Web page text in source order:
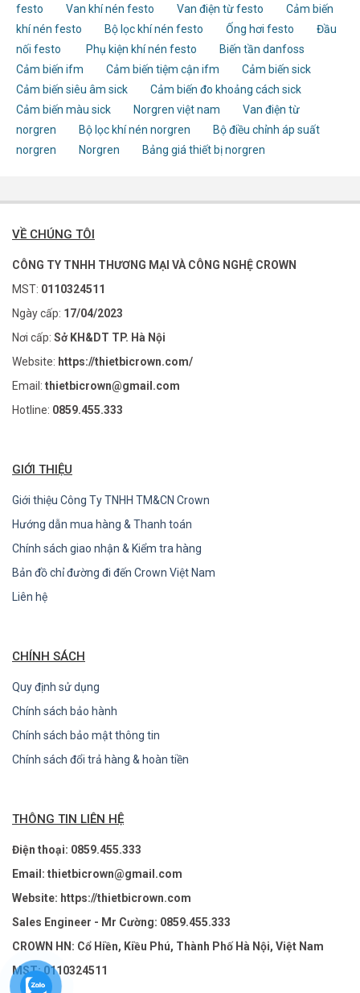
festo
Van khí nén festo Van điện từ festo
Cảm biến
khí nén festo
Bộ lọc khí nén festo Ống hơi festo
Đầu
nối festo
Phụ kiện khí nén festo
Biến tần danfoss
Cảm biến ifm
Cảm biến tiệm cận ifm
Cảm biến sick
Cảm biến siêu âm sick
Cảm biến đo khoảng cách sick
Cảm biến màu sick
Norgren việt nam
Van điện từ
norgren
Bộ lọc khí nén norgren
Bộ điều chỉnh áp suất
norgren
Norgren Bảng giá thiết bị norgren
VỀ CHÚNG TÔI
CÔNG TY TNHH THƯƠNG MẠI VÀ CÔNG NGHỆ CROWN
MST: 0110324511
Ngày cấp: 17/04/2023
Nơi cấp: Sở KH&DT TP. Hà Nội
Website: https://thietbicrown.com/
Email: thietbicrown@gmail.com
Hotline: 0859.455.333
GIỚI THIỆU
Giới thiệu Công Ty TNHH TM&CN Crown
Hướng dẫn mua hàng & Thanh toán
Chính sách giao nhận & Kiểm tra hàng
Bản đồ chỉ đường đi đến Crown Việt Nam
Liên hệ
CHÍNH SÁCH
Quy định sử dụng
Chính sách bảo hành
Chính sách bảo mật thông tin
Chính sách đổi trả hàng & hoàn tiền
THÔNG TIN LIÊN HỆ
Điện thoại: 0859.455.333
Email: thietbicrown@gmail.com
Website: https://thietbicrown.com
Sales Engineer - Mr Cường: 0859.455.333
CROWN HN: Cổ Hiền, Kiều Phú, Thành Phố Hà Nội, Việt Nam
MST: 0110324511